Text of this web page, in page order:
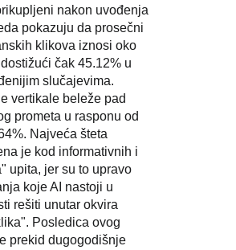
nakon uvođenja
pokazuju da prosečni
klikova iznosi oko
čak 45.12% u
slučajevima.
vertikale beleže pad
prometa u rasponu od
Najveća šteta
je kod informativnih i
upita, jer su to upravo
koje AI nastoji u
rešiti unutar okvira
Posledica ovog
prekid dugogodišnje